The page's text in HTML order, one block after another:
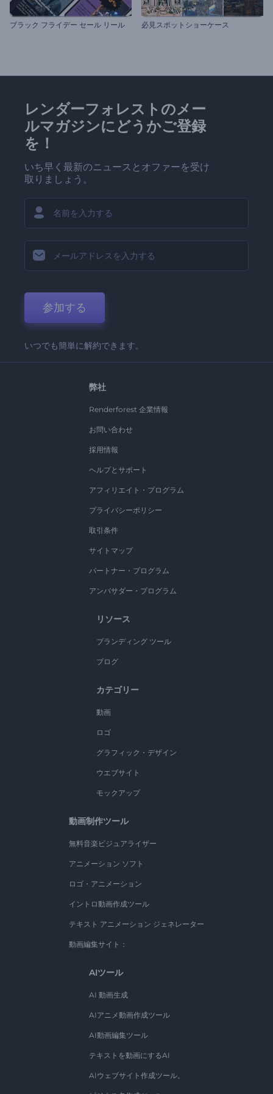
ブラック フライデー セール リール 必見スポットショーケース
レンダーフォレストのメー
ルマガジンにどうかご登録
を！
いち早く最新のニュースとオファーを受け
取りましょう。
参加する
いつでも簡単に解約できます。
弊社
Renderforest 企業情報
お問い合わせ
採用情報
ヘルプとサポート
アフィリエイト・プログラム
プライバシーポリシー
取引条件
サイトマップ
パートナー・プログラム
アンバサダー・プログラム
リソース
ブランディング ツール
ブログ
カテゴリー
動画
ロゴ
グラフィック・デザイン
ウエブサイト
モックアップ
動画制作ツール
無料音楽ビジュアライザー
アニメーション ソフト
ロゴ・アニメーション
イントロ動画作成ツール
テキスト アニメーション ジェネレーター
動画編集サイト：
AIツール
AI 動画生成
AIアニメ動画作成ツール
AI動画編集ツール
テキストを動画にするAI
AIウェブサイト作成ツール。